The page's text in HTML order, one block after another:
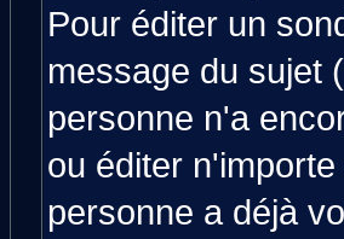
Pour éditer un
message du sujet
personne n'a
ou éditer
personne a déjà